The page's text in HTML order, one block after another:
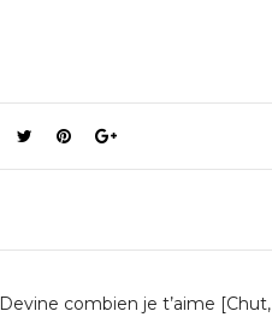
Devine combien je t’aime [Chut,